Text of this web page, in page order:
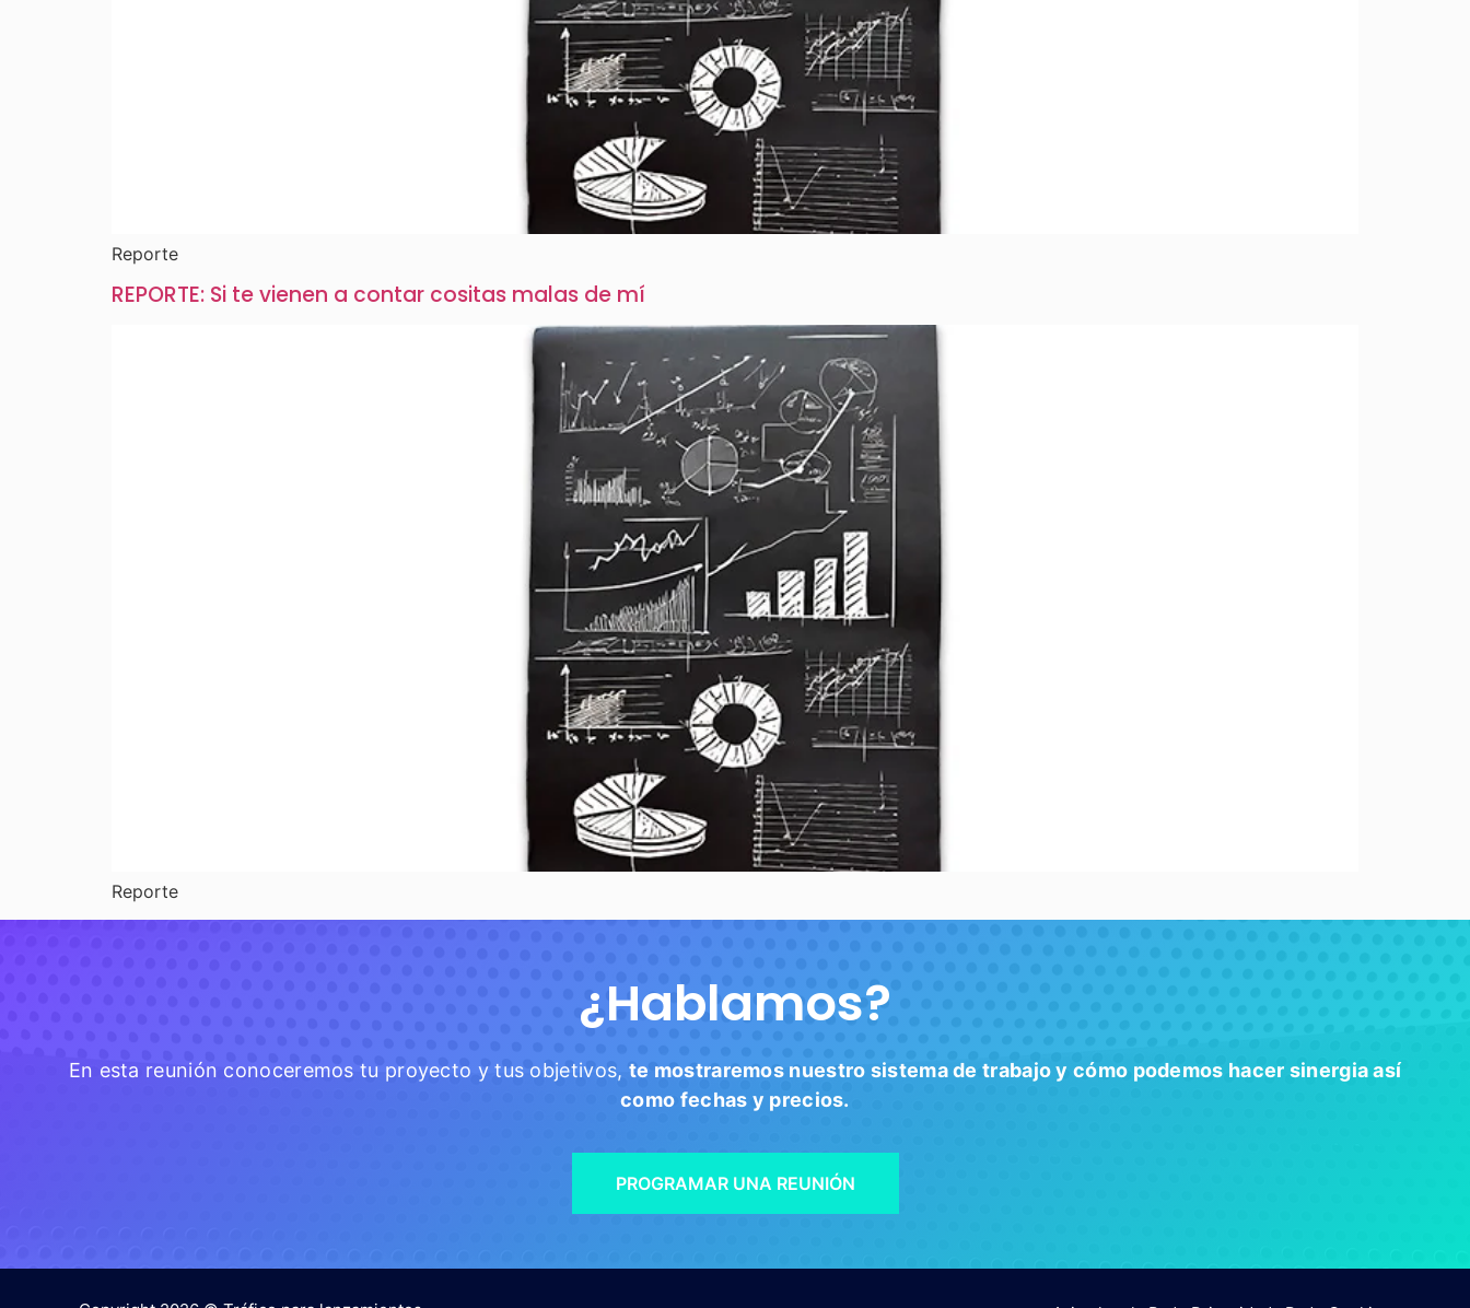
Reporte
REPORTE: Si te vienen a contar cositas malas de mí
Reporte
¿Hablamos?
En esta reunión conoceremos tu proyecto y tus objetivos, te mostraremos nuestro sistema de trabajo y cómo podemos hacer sinergiaasí
como fechas y precios.
PROGRAMAR UNA REUNIÓN